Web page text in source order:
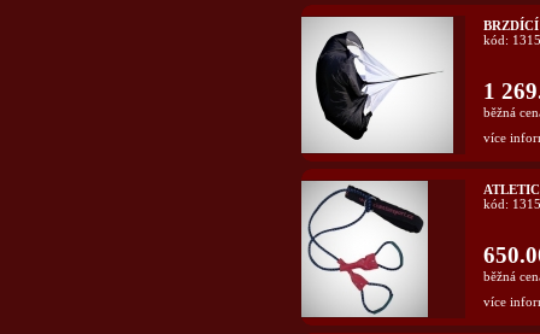
kód:
1
běžná
více
kód:
běžná
více